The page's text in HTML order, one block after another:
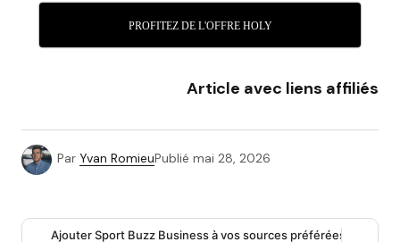
PROFITEZ DE L'OFFRE HOLY
Article avec liens affiliés
Par Yvan RomieuPublié mai 28, 2026
Ajouter Sport Buzz Business à vos sources préférées